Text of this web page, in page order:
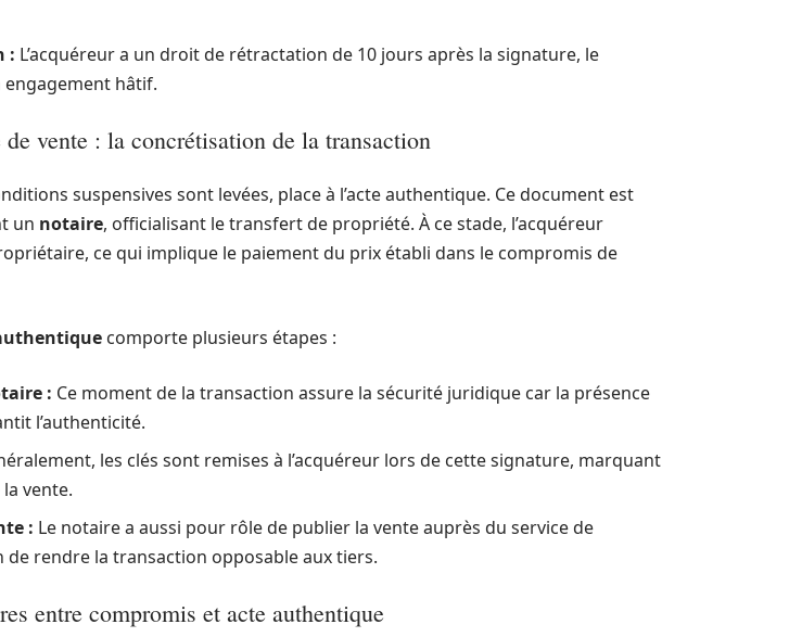
: L’acquéreur a un droit de rétractation de 10 jours après la signature, le
engagement hâtif.
de vente : la concrétisation de la transaction
suspensives sont levées, place à l’acte authentique. Ce document est
un notaire, officialisant le transfert de propriété. À ce stade, l’acquéreur
ce qui implique le paiement du prix établi dans le compromis de
comporte plusieurs étapes :
: Ce moment de la transaction assure la sécurité juridique car la présence
l’authenticité.
les clés sont remises à l’acquéreur lors de cette signature, marquant
vente.
: Le notaire a aussi pour rôle de publier la vente auprès du service de
rendre la transaction opposable aux tiers.
entre compromis et acte authentique